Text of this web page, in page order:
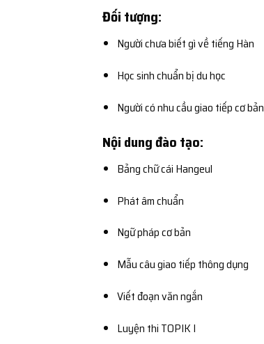
Đối tượng:
Người chưa biết gì về tiếng Hàn
Học sinh chuẩn bị du học
Người có nhu cầu giao tiếp cơ bản
Nội dung đào tạo:
Bảng chữ cái Hangeul
Phát âm chuẩn
Ngữ pháp cơ bản
Mẫu câu giao tiếp thông dụng
Viết đoạn văn ngắn
Luyện thi TOPIK I